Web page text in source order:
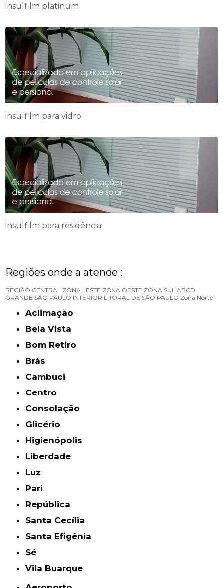
insulfilm platinum
insulfilm para vidro
insulfilm para residência
Regiões onde a atende :
REGIÃO CENTRAL ZONA LESTE ZONA OESTE ZONA SUL ABCD
GRANDE SÃO PAULO INTERIOR LITORAL DE SÃO PAULO Zona Norte
Aclimação
Bela Vista
Bom Retiro
Brás
Cambuci
Centro
Consolação
Glicério
Higienópolis
Liberdade
Luz
Pari
República
Santa Cecília
Santa Efigênia
Sé
Vila Buarque